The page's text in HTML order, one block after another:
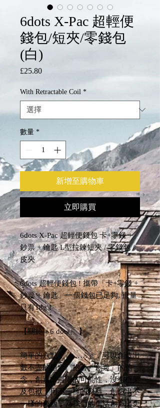
6dots X-Pac 超輕便
錢包/短夾/零錢包
(白)
£25.80價
With Retractable Coil *
數量 *
新增至購物車
立即購買
6dots X-Pac 超輕便錢包 卡+零錢 +
鈔票 + 鑰匙 L型拉鍊短夾 / 零錢包 /
皮夾
6dots 超輕便錢包 ! 攜帶「卡+零錢 +
鈔票 + 鑰匙」一個錢包已足夠, 重量
只有18g !
【關於「6 dots」 】
簡單的六點：「……」，可以創造出
數不盡的組合。抱著「創造」的信
念，創造出無限的可能性，沒有框架
及包袱，用不一樣的材料，創造出不
一樣的東西，為我們的生活創造出更